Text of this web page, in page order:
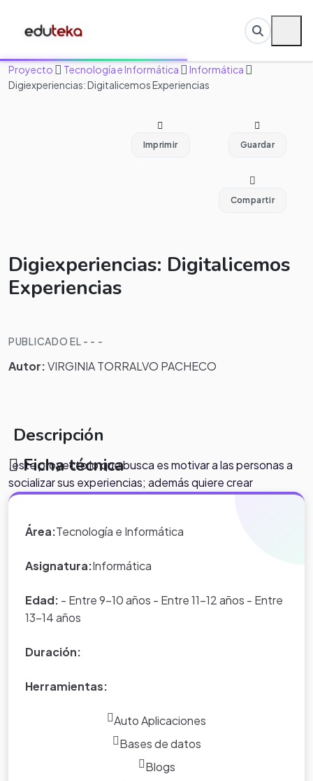
Proyecto Tecnología e Informática
Informática
Digiexperiencias: Digitalicemos Experiencias
Imprimir Guardar
Compartir
Digiexperiencias: Digitalicemos
Experiencias
PUBLICADO EL - - -
Autor:VIRGINIA TORRALVO PACHECO
Descripción
.este proyecto lo que busca es motivar a las personas a
socializar sus experiencias; además quiere crear
conciencia en los estudiantes a hacer y realizar con amor
mismas actividades van a servir de ejemplo e inspiración
pagiasn web pueden ver su trabajo
Ficha técnica
Área:Tecnología e Informática
Asignatura:Informática
Edad: - Entre 9-10 años - Entre 11-12 años - Entre
13-14 años
Duración:
Herramientas:
Auto Aplicaciones
Bases de datos
Blogs